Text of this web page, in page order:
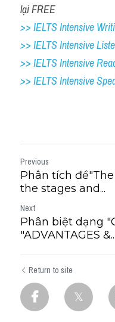
lại FREE
>> IELTS Intensive
>> IELTS Intensive
>> IELTS Intensive
>> IELTS Intensive
Previous
Phân tích
the stages and...
Next
Phân biệt dạng
"ADVANTAGES &...
Return to site